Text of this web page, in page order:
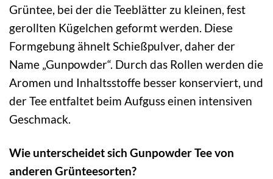
Grüntee, bei der die Teeblätter zu kleinen, fest
gerollten Kügelchen geformt werden. Diese
Formgebung ähnelt Schießpulver, daher der
Name „Gunpowder“. Durch das Rollen werden die
Aromen und Inhaltsstoffe besser konserviert, und
der Tee entfaltet beim Aufguss einen intensiven
Geschmack.
Wie unterscheidet sich Gunpowder Tee von
anderen Grünteesorten?